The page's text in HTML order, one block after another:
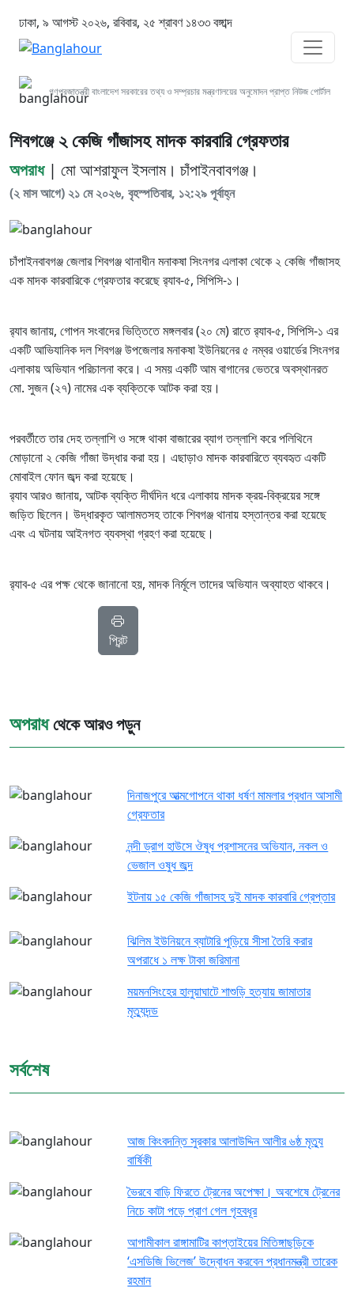
ঢাকা, ৯ আগস্ট ২০২৬, রবিবার, ২৫ শ্রাবণ ১৪৩৩ বঙ্গাব্দ
গণপ্রজাতন্ত্রী বাংলাদেশ সরকারের তথ্য ও সম্প্রচার মন্ত্রণালয়ের অনুমোদন প্রাপ্ত নিউজ পোর্টাল
শিবগঞ্জে ২ কেজি গাঁজাসহ মাদক কারবারি গ্রেফতার
অপরাধ| মো আশরাফুল ইসলাম। চাঁপাইনবাবগঞ্জ।
(২ মাস আগে) ২১ মে ২০২৬, বৃহস্পতিবার, ১২:২৯ পূর্বাহ্ন
চাঁপাইনবাবগঞ্জ জেলার শিবগঞ্জ থানাধীন মনাকষা সিংনগর এলাকা থেকে ২ কেজি গাঁজাসহ
এক মাদক কারবারিকে গ্রেফতার করেছে র‍্যাব-৫, সিপিসি-১।
র‍্যাব জানায়, গোপন সংবাদের ভিত্তিতে মঙ্গলবার (২০ মে) রাতে র‍্যাব-৫, সিপিসি-১ এর
একটি আভিযানিক দল শিবগঞ্জ উপজেলার মনাকষা ইউনিয়নের ৫ নম্বর ওয়ার্ডের সিংনগর
এলাকায় অভিযান পরিচালনা করে। এ সময় একটি আম বাগানের ভেতরে অবস্থানরত
মো. সুজন (২৭) নামের এক ব্যক্তিকে আটক করা হয়।
পরবর্তীতে তার দেহ তল্লাশি ও সঙ্গে থাকা বাজারের ব্যাগ তল্লাশি করে পলিথিনে
মোড়ানো ২ কেজি গাঁজা উদ্ধার করা হয়। এছাড়াও মাদক কারবারিতে ব্যবহৃত একটি
মোবাইল ফোন জব্দ করা হয়েছে।
র‍্যাব আরও জানায়, আটক ব্যক্তি দীর্ঘদিন ধরে এলাকায় মাদক ক্রয়-বিক্রয়ের সঙ্গে
জড়িত ছিলেন। উদ্ধারকৃত আলামতসহ তাকে শিবগঞ্জ থানায় হস্তান্তর করা হয়েছে
এবং এ ঘটনায় আইনগত ব্যবস্থা গ্রহণ করা হয়েছে।
র‍্যাব-৫ এর পক্ষ থেকে জানানো হয়, মাদক নির্মূলে তাদের অভিযান অব্যাহত থাকবে।
প্রিন্ট
অপরাধথেকে আরও পড়ুন
দিনাজপুরে আত্মগোপনে থাকা ধর্ষণ মামলার প্রধান আসামী
গ্রেফতার
নন্দী ড্রাগ হাউসে ঔষুধ প্রশাসনের অভিযান, নকল ও
ভেজাল ওষুধ জব্দ
ইটনায় ১৫ কেজি গাঁজাসহ দুই মাদক কারবারি গ্রেপ্তার
ঝিলিম ইউনিয়নে ব্যাটারি পুড়িয়ে সীসা তৈরি করার
অপরাধে ১ লক্ষ টাকা জরিমানা
ময়মনসিংহের হালুয়াঘাটে শাশুড়ি হত্যায় জামাতার
মৃত্যুদন্ড
সর্বশেষ
আজ কিংবদন্তি সুরকার আলাউদ্দিন আলীর ৬ষ্ঠ মৃত্যু
বার্ষিকী
ভৈরবে বাড়ি ফিরতে ট্রেনের অপেক্ষা। অবশেষে ট্রেনের
নিচে কাটা পড়ে প্রাণ গেল গৃহবধূর
আগামীকাল রাঙ্গামাটির কাপ্তাইয়ের মিতিঙ্গাছড়িকে
‘এসডিজি ভিলেজ’ উদ্বোধন করবেন প্রধানমন্ত্রী তারেক
রহমান